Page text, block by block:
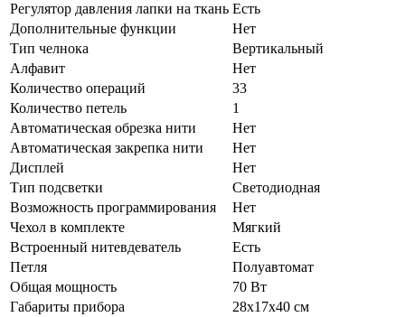
Регулятор давления лапки на ткань Есть
Дополнительные функции
Нет
Тип челнока
Вертикальный
Алфавит
Нет
Количество операций
33
Количество петель
1
Автоматическая обрезка нити
Нет
Автоматическая закрепка нити
Нет
Дисплей
Нет
Тип подсветки
Светодиодная
Возможность программирования
Нет
Чехол в комплекте
Мягкий
Встроенный нитевдеватель
Есть
Петля
Полуавтомат
Общая мощность
70 Вт
Габариты прибора
28х17х40 см